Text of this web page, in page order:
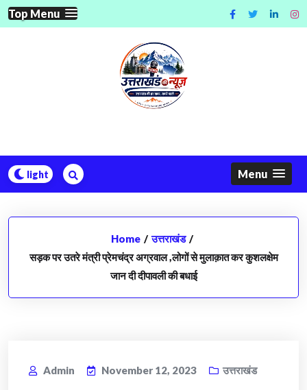
Skip
to
Top Menu
Menu
Home / उत्तराखंड /
सड़क पर उतरे मंत्री प्रेमचंद्र अग्रवाल ,लोगों से मुलाक़ात कर कुशलक्षेम
जान दी दीपावली की बधाई
Admin November 12, 2023 उत्तराखंड